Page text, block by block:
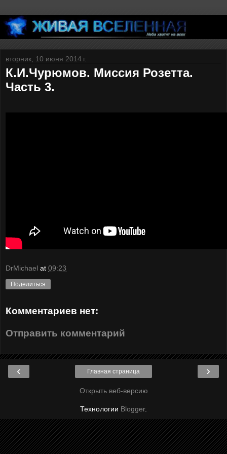
вторник, 10 июня 2014 г.
К.И.Чурюмов. Миссия Розетта.
Часть 3.
DrMichael at 09:23
Поделиться
Комментариев нет:
Отправить комментарий
‹ ›
Главная страница
Открыть веб-версию
Технологии Blogger.